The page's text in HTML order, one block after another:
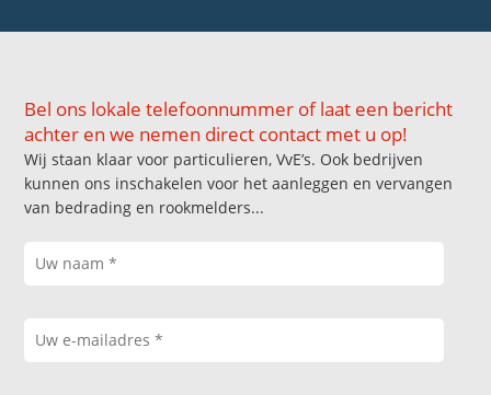
Bel ons lokale telefoonnummer of laat een bericht
achter en we nemen direct contact met u op!
Wij staan klaar voor particulieren, VvE’s. Ook bedrijven
kunnen ons inschakelen voor het aanleggen en vervangen
van bedrading en rookmelders...